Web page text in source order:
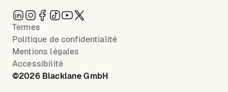
©2026Blacklane GmbH
Termes
Politique de confidentialité
Mentions légales
Accessibilité